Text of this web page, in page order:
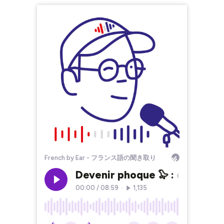
French by Ear - フランス語の聞き取り
Devenir phoque 🦭 :
00:00 / 08:59 1,135